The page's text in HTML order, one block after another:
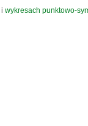
i wykresach punktowo-